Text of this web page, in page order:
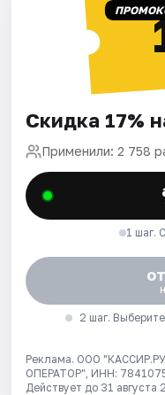
Скидка 17%
Применили: 2 758
1 шаг.
2 шаг.
Реклама. ООО
ОПЕРАТОР", ИНН:
Действует до 31 августа